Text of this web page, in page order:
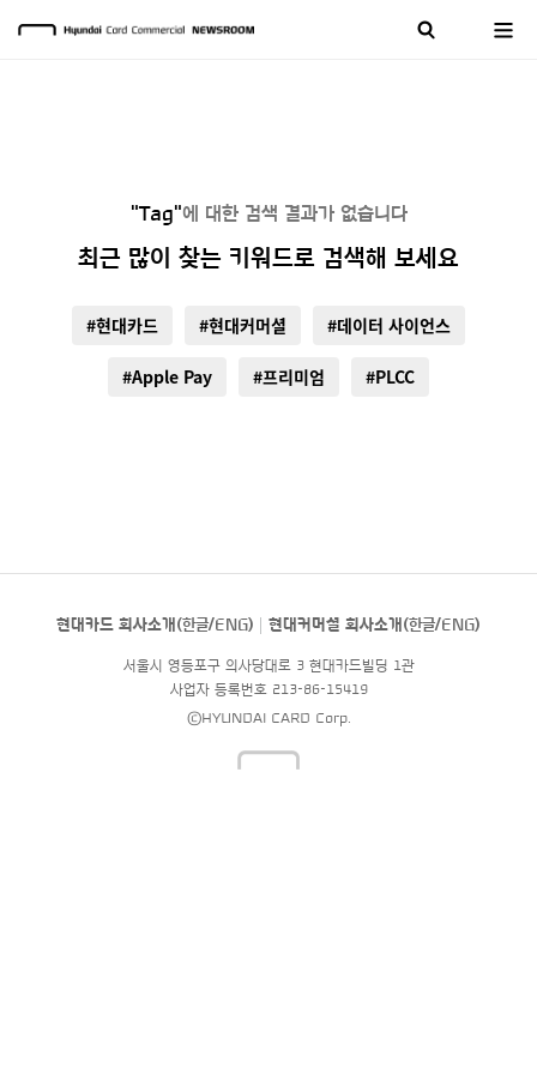
"Tag"에 대한 검색 결과가 없습니다
최근 많이 찾는 키워드로 검색해 보세요
#현대카드 #현대커머셜 #데이터 사이언스
#Apple Pay #프리미엄 #PLCC
현대카드 회사소개(한글/ENG) 현대커머셜 회사소개(한글/ENG)
서울시 영등포구 의사당대로 3 현대카드빌딩 1관
사업자 등록번호 213-86-15419
©HYUNDAI CARD Corp.